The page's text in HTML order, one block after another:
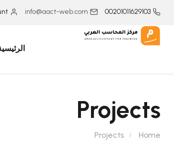
00201011629103
info@aact-web.com
Projects
Home
Projects